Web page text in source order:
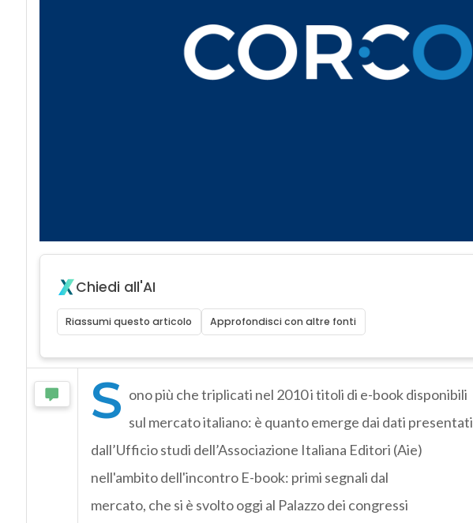
Chiedi all'AI
Riassumi questo articolo Approfondisci con altre fonti
S ono più che triplicati nel 2010 i titoli di e-book disponibili
sul mercato italiano: è quanto emerge dai dati presentati
dall’Ufficio studi dell’Associazione Italiana Editori (Aie)
nell'ambito dell'incontro E-book: primi segnali dal
mercato, che si è svolto oggi al Palazzo dei congressi